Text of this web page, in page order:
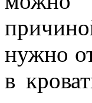
нужно
в